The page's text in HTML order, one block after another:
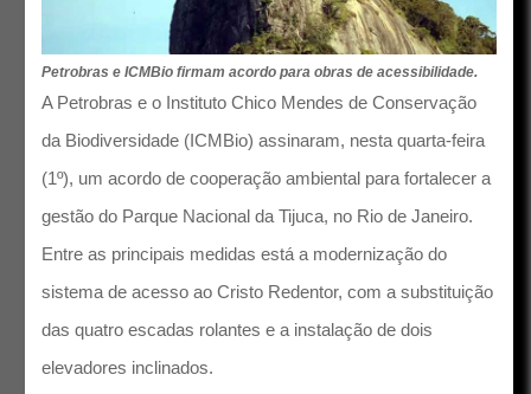
Petrobras e ICMBio firmam acordo para obras de acessibilidade.
A Petrobras e o Instituto Chico Mendes de Conservação
da Biodiversidade (ICMBio) assinaram, nesta quarta-feira
(1º), um acordo de cooperação ambiental para fortalecer a
gestão do Parque Nacional da Tijuca, no Rio de Janeiro.
Entre as principais medidas está a modernização do
sistema de acesso ao Cristo Redentor, com a substituição
das quatro escadas rolantes e a instalação de dois
elevadores inclinados.